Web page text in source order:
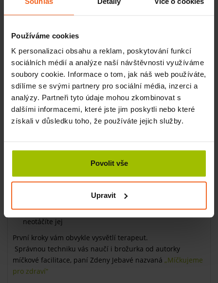
Používáme cookies
K personalizaci obsahu a reklam, poskytování funkcí
sociálních médií a analýze naší návštěvnosti využíváme
soubory cookie. Informace o tom, jak náš web používáte,
sdílíme se svými partnery pro sociální média, inzerci a
analýzy. Partneři tyto údaje mohou zkombinovat s
dalšími informacemi, které jste jim poskytli nebo které
získali v důsledku toho, že používáte jejich služby.
Povolit vše
Upravit
atd.
chronické záněty dutin, nosohltanu, uší – zevní i vnitřní
bolesti a únava očí, obrna lícního nervu, doléčení
zánětlivých stavů trojklaného nervu apod.
Míčkováním rovněžuvolníte svalyzad, šíje, hrudníku a
obličeje.
Kosmetiky znalé ženy jistě ocení vedlejší účinek míčkování
–vypnutí pokožkya pleti obličeje.
Provádění míčkové facilitace
K dispozici máte dvě základní techniky vedení míčků po
vytírání – při této metodě táhnete míček prsty po kůži a
neotáčíte jej
První kroky vám obvykle vysvětlí terapeut.
Správnou techniku vás naučí i brožurka od autorky
míčkové facilitace, paní Zdeny Jebavé nazvaná „Míčkujeme
pro zdraví“